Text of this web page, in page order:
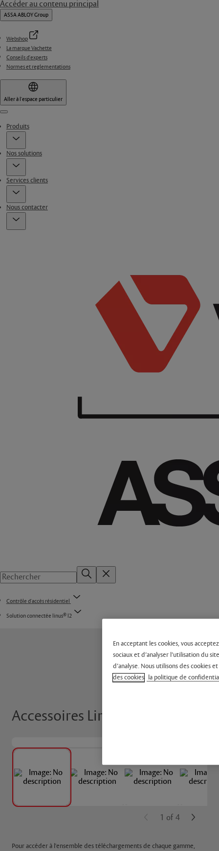
Accéder au contenu principal
ASSA ABLOY Group
Webshop
La marque Vachette
Conseils d'experts
Normes et reglementations
Aller à l'espace particulier
Menu
Produits
Nos solutions
Services clients
Nous contacter
Contrôle d'accès résidentiel
Solution connectée linus®l2
Accessoires Linus®
Pour accéder à l'ensemble des téléchargements de chaque gamme,
1 of 4
En acceptant les cookies, vous
sociaux et d’analyser l’utilisation du
d’analyse. Nous utilisons des cookies
des cookies la politique de